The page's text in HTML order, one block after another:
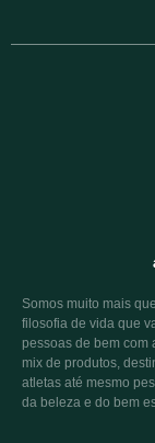
Somos muito mais
filosofia de vida que
pessoas de bem com
mix de produtos,
atletas até mesmo
da beleza e do bem